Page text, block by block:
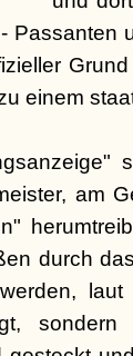
Passanten
einem
am
durch
sondern